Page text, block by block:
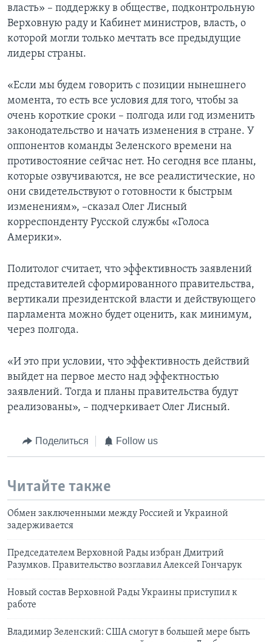
власть» – поддержку в обществе, подконтрольную
Верховную раду и Кабинет министров, власть, о
которой могли только мечтать все предыдущие
лидеры страны.
«Если мы будем говорить с позиции нынешнего
момента, то есть все условия для того, чтобы за
очень короткие сроки – полгода или год изменить
законодательство и начать изменения в стране. У
оппонентов команды Зеленского времени на
противостояние сейчас нет. Но сегодня все планы,
которые озвучиваются, не все реалистические, но
они свидетельствуют о готовности к быстрым
изменениям», –сказал Олег Лисный
корреспонденту Русской службы «Голоса
Америки».
Политолог считает, что эффективность заявлений
представителей сформированного правительства,
вертикали президентской власти и действующего
парламента можно будет оценить, как минимум,
через полгода.
«И это при условии, что эффективность действий
выйдет на первое место над эффектностью
заявлений. Тогда и планы правительства будут
реализованы», – подчеркивает Олег Лисный.
Поделиться Follow us
Читайте также
Обмен заключенными между Россией и Украиной
задерживается
Председателем Верховной Рады избран Дмитрий
Разумков. Правительство возглавил Алексей Гончарук
Новый состав Верховной Рады Украины приступил к
работе
Владимир Зеленский: США смогут в большей мере быть